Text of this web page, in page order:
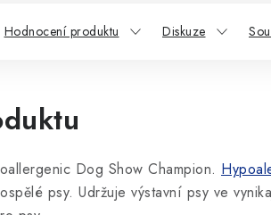
Hodnocení produktu Diskuze
Dog Show Champion.
psy. Udržuje výstavní psy ve